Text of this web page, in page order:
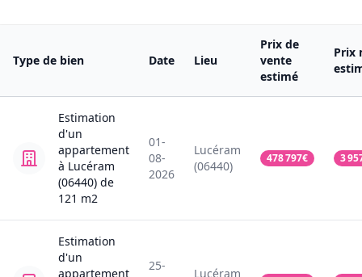
Type de bien Date Lieu
Prix de
vente
estimé
Prix
Estimation
d'un
appartement
à Lucéram
(06440) de
121 m2
01-
08-
2026
Lucéram
(06440)
478 797€ 3
Estimation
d'un
appartement
25-
Lucéram